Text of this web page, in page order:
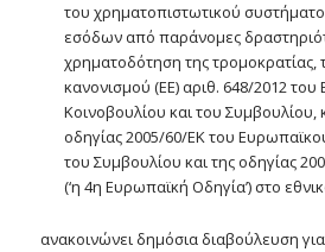
του χρηματοπιστωτικού
εσόδων από παράνομες
χρηματοδότηση της τρομοκρατίας,
κανονισμού (ΕΕ) αριθ. 648/2012
Κοινοβουλίου και του Συμβουλίου,
οδηγίας 2005/60/ΕΚ του
του Συμβουλίου και της οδηγίας
(‘η 4η Ευρωπαϊκή Οδηγία’) στο
ανακοινώνει δημόσια διαβούλευση